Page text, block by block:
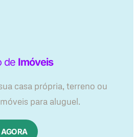
de Imóveis
casa própria, terreno ou
para aluguel.